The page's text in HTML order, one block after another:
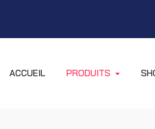
ACCUEIL PRODUITS